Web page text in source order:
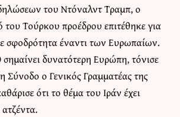
του Ντόναλντ Τραμπ, ο
του Τούρκου προέδρου επιτέθηκε για
σφοδρότητα έναντι των Ευρωπαίων.
δυνατότερη Ευρώπη, τόνισε
Σύνοδο ο Γενικός Γραμματέας της
ότι το θέμα του Ιράν έχει